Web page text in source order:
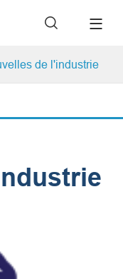

de l'industrie